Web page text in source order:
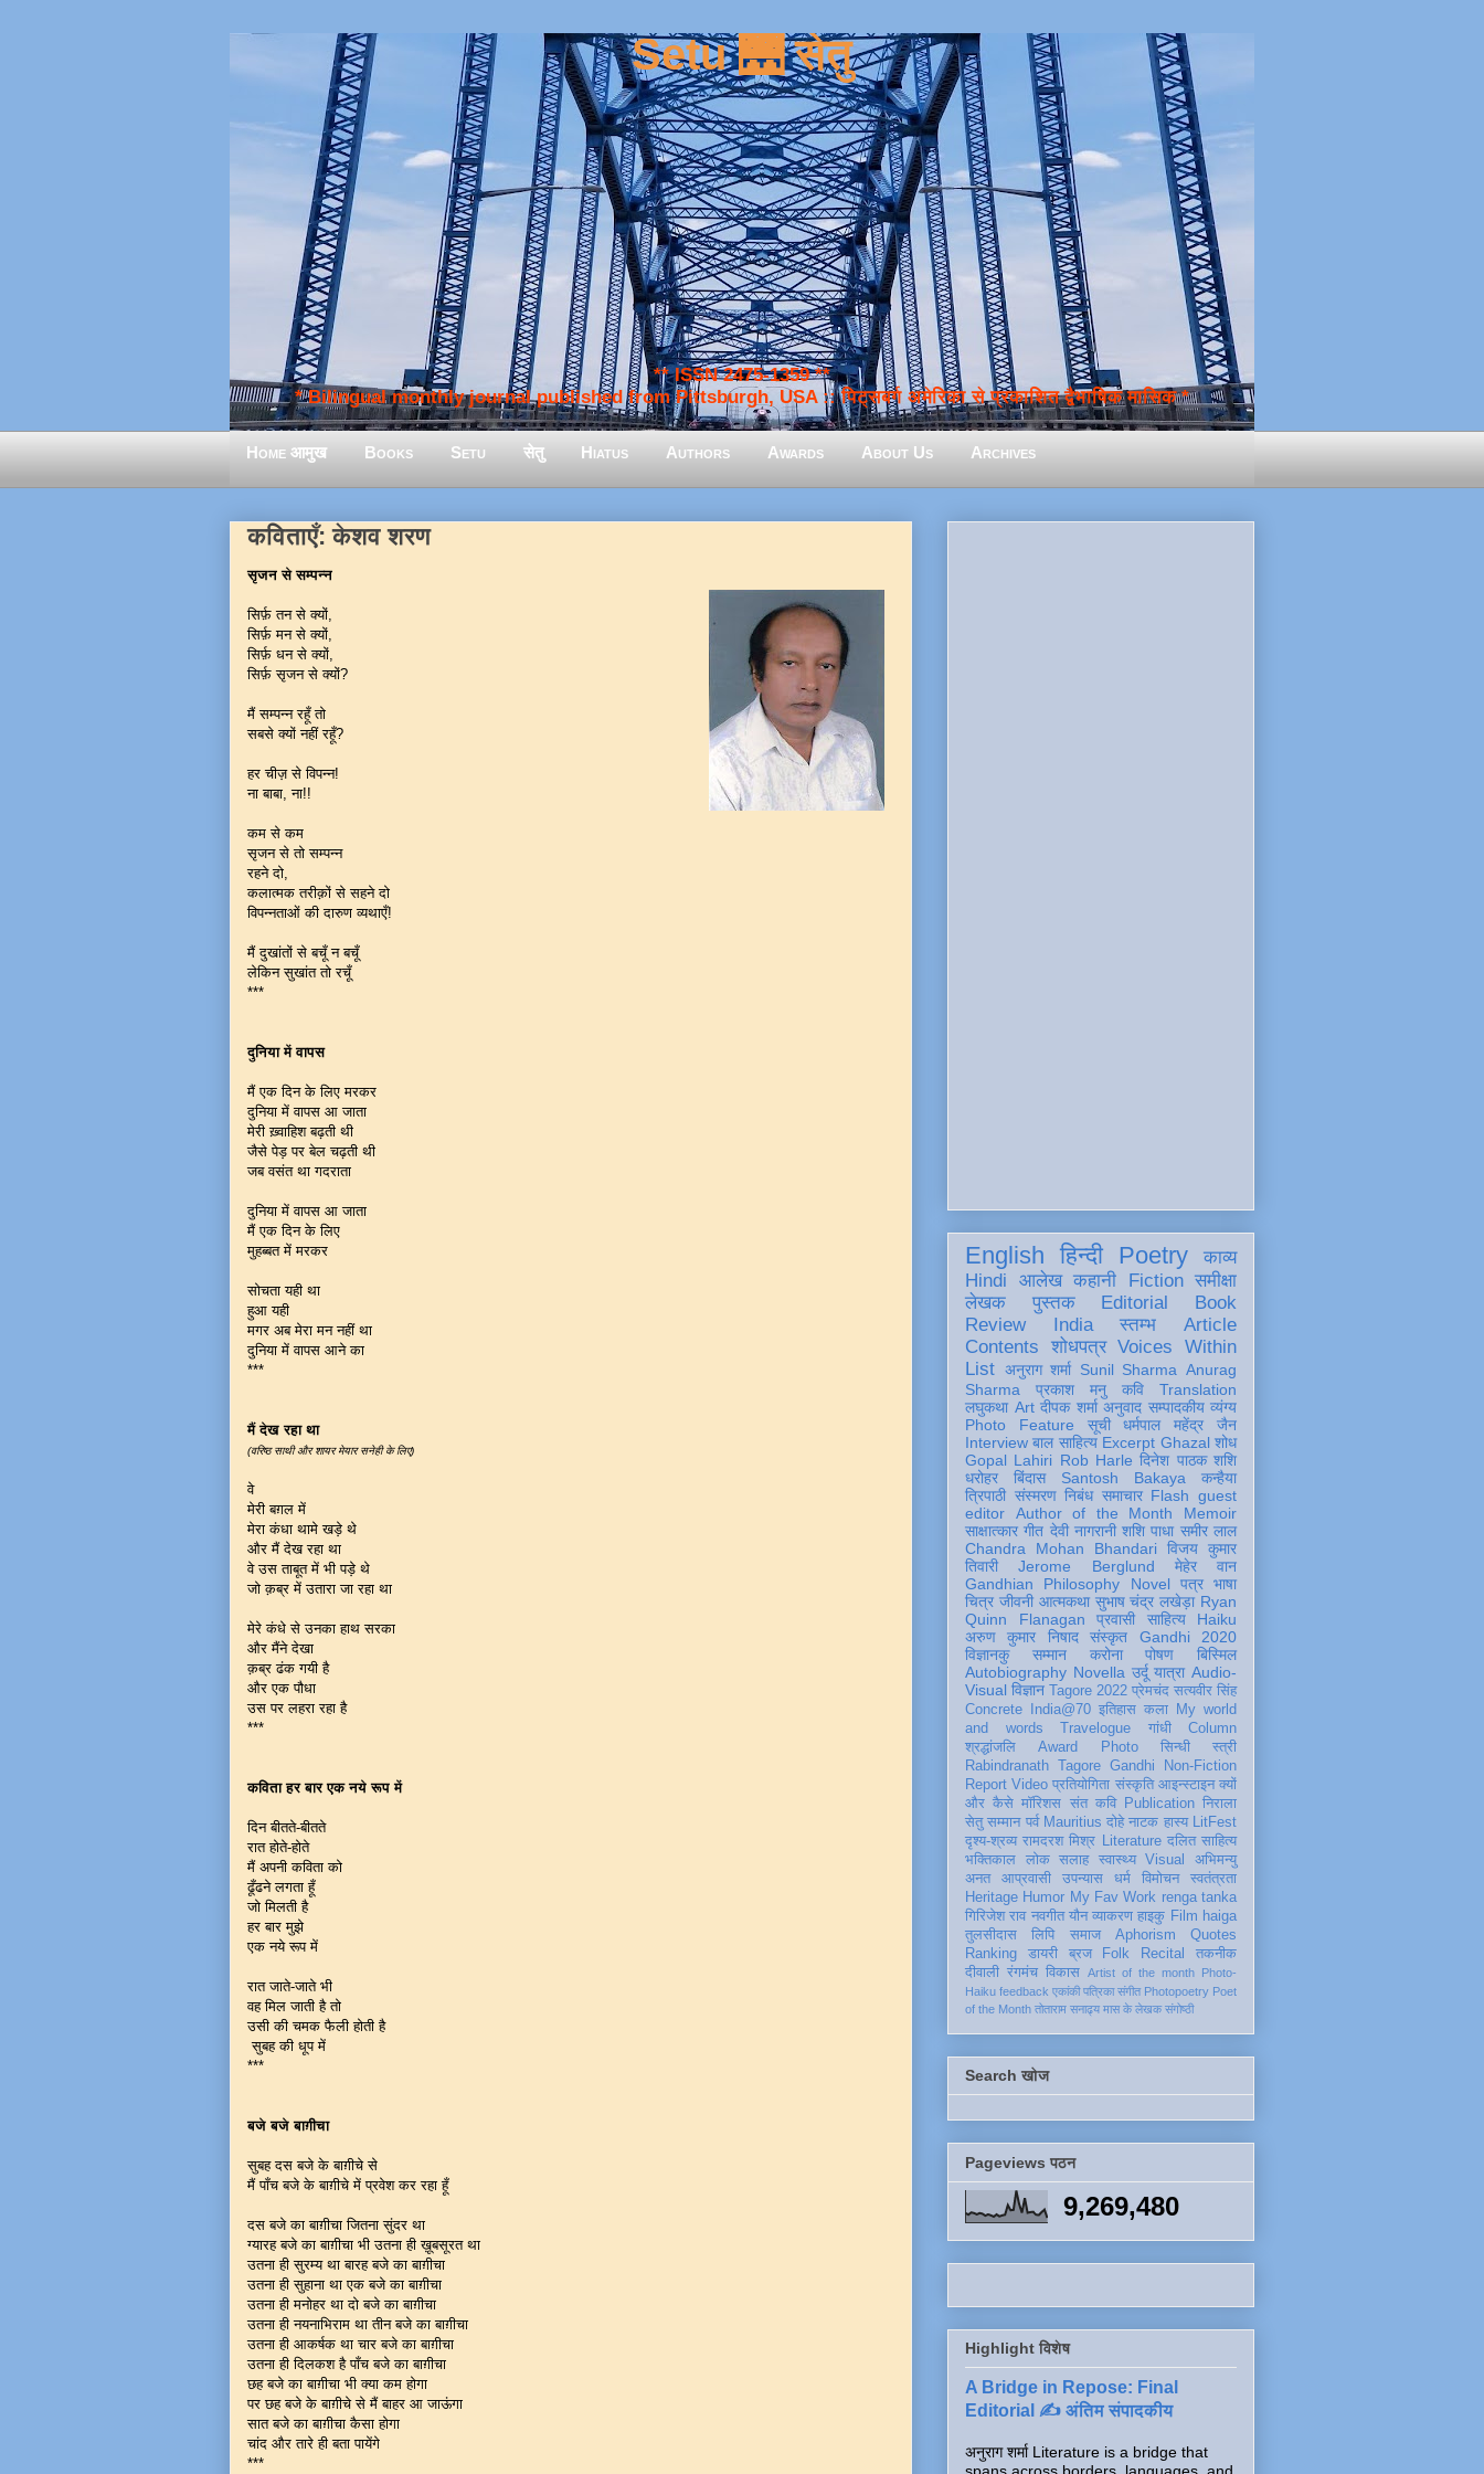
Setu 🌉 सेतु
** ISSN 2475-1359 **
* Bilingual monthly journal published from Pittsburgh, USA :: पिट्सबर्ग अमेरिका से प्रकाशित द्वैभाषिक मासिक *
Home आमुख Books Setu सेतु Hiatus Authors Awards About Us Archives
कविताएँ: केशव शरण
सृजन से सम्पन्न
सिर्फ़ तन से क्यों,
सिर्फ़ मन से क्यों,
सिर्फ़ धन से क्यों,
सिर्फ़ सृजन से क्यों?
मैं सम्पन्न रहूँ तो
सबसे क्यों नहीं रहूँ?
हर चीज़ से विपन्न!
ना बाबा, ना!!
कम से कम
सृजन से तो सम्पन्न
रहने दो,
कलात्मक तरीक़ों से सहने दो
विपन्नताओं की दारुण व्यथाएँ!
मैं दुखांतों से बचूँ न बचूँ
लेकिन सुखांत तो रचूँ
***
दुनिया में वापस
मैं एक दिन के लिए मरकर
दुनिया में वापस आ जाता
मेरी ख़्वाहिश बढ़ती थी
जैसे पेड़ पर बेल चढ़ती थी
जब वसंत था गदराता
दुनिया में वापस आ जाता
मैं एक दिन के लिए
मुहब्बत में मरकर
सोचता यही था
हुआ यही
मगर अब मेरा मन नहीं था
दुनिया में वापस आने का
***
मैं देख रहा था
(वरिष्ठ साथी और शायर मेयार सनेही के लिए)
वे
मेरी बग़ल में
मेरा कंधा थामे खड़े थे
और मैं देख रहा था
वे उस ताबूत में भी पड़े थे
जो क़ब्र में उतारा जा रहा था
मेरे कंधे से उनका हाथ सरका
और मैंने देखा
क़ब्र ढंक गयी है
और एक पौधा
उस पर लहरा रहा है
***
कविता हर बार एक नये रूप में
दिन बीतते-बीतते
रात होते-होते
मैं अपनी कविता को
ढूँढने लगता हूँ
जो मिलती है
हर बार मुझे
एक नये रूप में
रात जाते-जाते भी
वह मिल जाती है तो
उसी की चमक फैली होती है
सुबह की धूप में
***
बजे बजे बाग़ीचा
सुबह दस बजे के बाग़ीचे से
मैं पाँच बजे के बाग़ीचे में प्रवेश कर रहा हूँ
दस बजे का बाग़ीचा जितना सुंदर था
ग्यारह बजे का बाग़ीचा भी उतना ही ख़ूबसूरत था
उतना ही सुरम्य था बारह बजे का बाग़ीचा
उतना ही सुहाना था एक बजे का बाग़ीचा
उतना ही मनोहर था दो बजे का बाग़ीचा
उतना ही नयनाभिराम था तीन बजे का बाग़ीचा
उतना ही आकर्षक था चार बजे का बाग़ीचा
उतना ही दिलकश है पाँच बजे का बाग़ीचा
छह बजे का बाग़ीचा भी क्या कम होगा
पर छह बजे के बाग़ीचे से मैं बाहर आ जाऊंगा
सात बजे का बाग़ीचा कैसा होगा
चांद और तारे ही बता पायेंगे
***
English हिन्दी Poetry
काव्य
Hindi
आलेख कहानी Fiction समीक्षा
लेखक
पुस्तक Editorial
Book
Review
India स्तम्भ
Article
Contents
शोधपत्र Voices Within
List अनुराग शर्मा Sunil Sharma Anurag
Sharma
प्रकाश मनु कवि
Translation
लघुकथा Art दीपक शर्मा अनुवाद सम्पादकीय व्यंग्य
Photo Feature
सूची
धर्मपाल महेंद्र जैन
Interview बाल साहित्य Excerpt Ghazal शोध
Gopal Lahiri Rob Harle दिनेश पाठक शशि
धरोहर
बिंदास Santosh Bakaya
कन्हैया
त्रिपाठी संस्मरण निबंध समाचार Flash guest
editor
Author of the Month
Memoir
साक्षात्कार गीत देवी नागरानी शशि पाधा समीर लाल
Chandra Mohan Bhandari विजय कुमार
तिवारी
Jerome Berglund
मेहेर वान
Gandhian Philosophy
Novel पत्र भाषा
चित्र जीवनी आत्मकथा सुभाष चंद्र लखेड़ा Ryan
Quinn Flanagan
प्रवासी साहित्य
Haiku
अरुण कुमार निषाद
संस्कृत
Gandhi 2020
विज्ञानकु
सम्मान करोना पोषण
बिस्मिल
Autobiography Novella उर्दू यात्रा Audio-
Visual विज्ञान Tagore 2022 प्रेमचंद सत्यवीर सिंह
Concrete
India@70 इतिहास कला
My world
and words
Travelogue गांधी
Column
श्रद्धांजलि
Award Photo सिन्धी
स्त्री
Rabindranath Tagore Gandhi
Non-Fiction
Report Video प्रतियोगिता संस्कृति आइन्स्टाइन क्यों
और कैसे मॉरिशस संत कवि Publication निराला
सेतु सम्मान पर्व Mauritius दोहे नाटक हास्य LitFest
दृश्य-श्रव्य रामदरश मिश्र Literature दलित साहित्य
भक्तिकाल
लोक सलाह स्वास्थ्य Visual
अभिमन्यु
अनत
आप्रवासी उपन्यास धर्म विमोचन
स्वतंत्रता
Heritage Humor My Fav Work renga tanka
गिरिजेश राव नवगीत यौन व्याकरण हाइकु Film haiga
तुलसीदास
लिपि समाज Aphorism
Quotes
Ranking
डायरी ब्रज Folk Recital
तकनीक
दीवाली रंगमंच विकास Artist of the month Photo-
Haiku feedback एकांकी पत्रिका संगीत Photopoetry Poet
of the Month तोताराम सनाढ्य मास के लेखक संगोष्ठी
Search खोज
Pageviews पठन
9,269,480
Highlight विशेष
A Bridge in Repose: Final
Editorial ✍️ अंतिम संपादकीय
अनुराग शर्मा Literature is a bridge that